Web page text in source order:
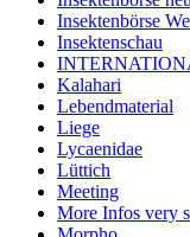
Insektenbörse
Insektenschau
Kalahari
Lebendmaterial
Liege
Lycaenidae
Lüttich
Meeting
More Infos very